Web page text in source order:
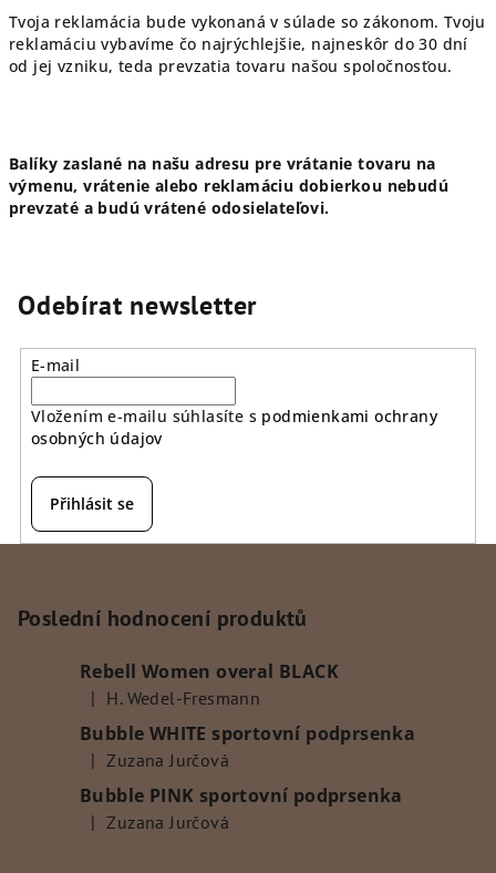
Tvoja reklamácia bude vykonaná v súlade so zákonom. Tvoju
reklamáciu vybavíme čo najrýchlejšie, najneskôr do 30 dní
od jej vzniku, teda prevzatia tovaru našou spoločnosťou.
Balíky zaslané na našu adresu pre vrátanie tovaru na
výmenu, vrátenie alebo reklamáciu dobierkou nebudú
prevzaté a budú vrátené odosielateľovi.
Odebírat newsletter
E-mail
Vložením e-mailu súhlasíte s podmienkami ochrany
osobných údajov
Přihlásit se
Poslední hodnocení produktů
Rebell Women overal BLACK
Hodnocení produktu je 5 z 5 hvězdiček.
| H. Wedel-Fresmann
Bubble WHITE sportovní podprsenka
Hodnocení produktu je 5 z 5 hvězdiček.
| Zuzana Jurčová
Bubble PINK sportovní podprsenka
Hodnocení produktu je 5 z 5 hvězdiček.
| Zuzana Jurčová